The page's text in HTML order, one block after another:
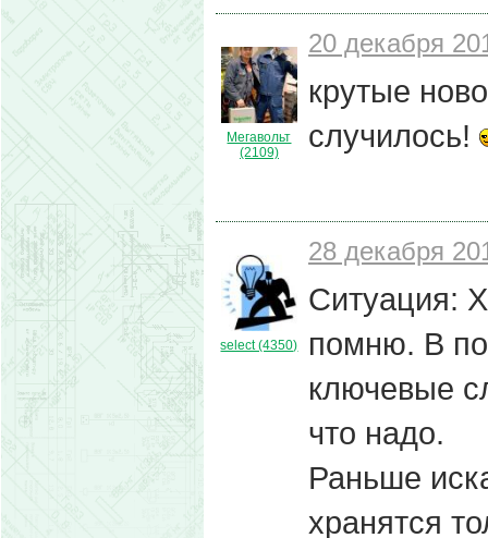
Мегавольт
(2109)
20 декабря
крутые
случилось!
select (4350)
28 декабря
Ситуация:
помню. В
ключевые
что надо.
Раньше
хранятся